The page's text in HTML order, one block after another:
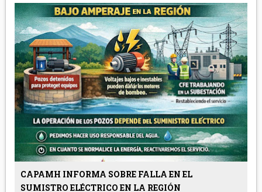
CAPAMH INFORMA SOBRE FALLA EN EL
SUMISTRO ELÉCTRICO EN LA REGIÓN